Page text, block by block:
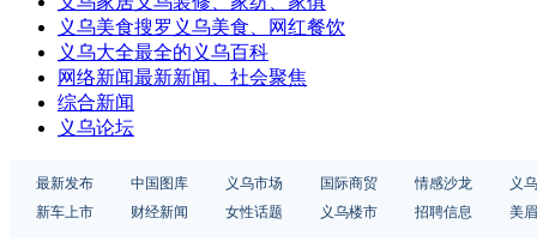
义乌美食搜罗义乌美食、网红餐饮
义乌大全最全的义乌百科
网络新闻最新新闻、社会聚焦
综合新闻
义乌论坛
最新发布 中国图库 义乌市场 国际商贸 情感沙龙
义
新车上市
财经新闻 女性话题 义乌楼市 招聘信息 美